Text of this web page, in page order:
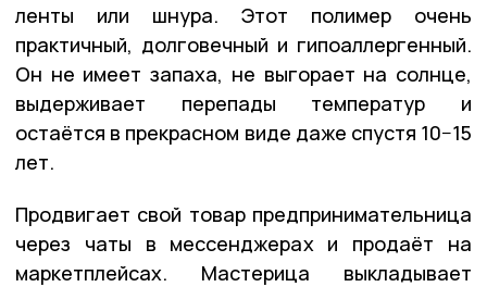
ленты или шнура. Этот полимер очень
практичный, долговечный и гипоаллергенный.
Он не имеет запаха, не выгорает на солнце,
выдерживает перепады температур и
остаётся в прекрасном виде даже спустя 10−15
лет.
Продвигает свой товар предпринимательница
через чаты в мессенджерах и продаёт на
маркетплейсах. Мастерица выкладывает